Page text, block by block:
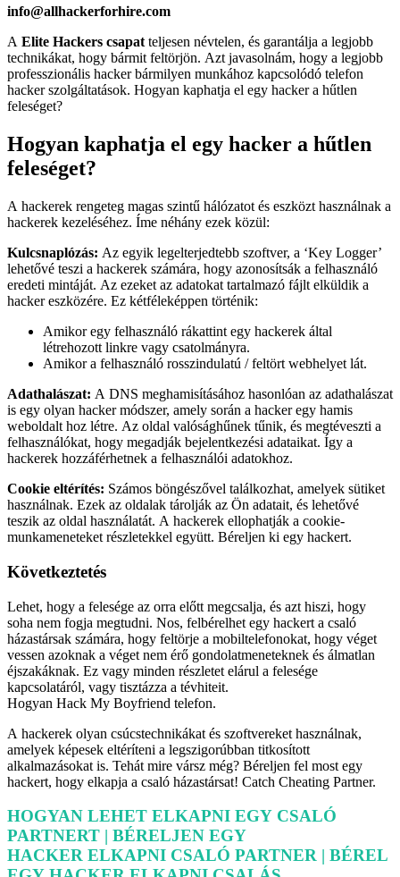
info@allhackerforhire.com
A Elite Hackers csapat teljesen névtelen, és garantálja a legjobb
technikákat, hogy bármit feltörjön. Azt javasolnám, hogy a legjobb
professzionális hacker bármilyen munkához kapcsolódó telefon
hacker szolgáltatások. Hogyan kaphatja el egy hacker a hűtlen
feleséget?
Hogyan kaphatja el egy hacker a hűtlen
feleséget?
A hackerek rengeteg magas szintű hálózatot és eszközt használnak a
hackerek kezeléséhez. Íme néhány ezek közül:
Kulcsnaplózás: Az egyik legelterjedtebb szoftver, a ‘Key Logger’
lehetővé teszi a hackerek számára, hogy azonosítsák a felhasználó
eredeti mintáját. Az ezeket az adatokat tartalmazó fájlt elküldik a
hacker eszközére. Ez kétféleképpen történik:
Amikor egy felhasználó rákattint egy hackerek által
létrehozott linkre vagy csatolmányra.
Amikor a felhasználó rosszindulatú / feltört webhelyet lát.
Adathalászat: A DNS meghamisításához hasonlóan az adathalászat
is egy olyan hacker módszer, amely során a hacker egy hamis
weboldalt hoz létre. Az oldal valósághűnek tűnik, és megtéveszti a
felhasználókat, hogy megadják bejelentkezési adataikat. Így a
hackerek hozzáférhetnek a felhasználói adatokhoz.
Cookie eltérítés: Számos böngészővel találkozhat, amelyek sütiket
használnak. Ezek az oldalak tárolják az Ön adatait, és lehetővé
teszik az oldal használatát. A hackerek ellophatják a cookie-
munkameneteket részletekkel együtt. Béreljen ki egy hackert.
Következtetés
Lehet, hogy a felesége az orra előtt megcsalja, és azt hiszi, hogy
soha nem fogja megtudni. Nos, felbérelhet egy hackert a csaló
házastársak számára, hogy feltörje a mobiltelefonokat, hogy véget
vessen azoknak a véget nem érő gondolatmeneteknek és álmatlan
éjszakáknak. Ez vagy minden részletet elárul a felesége
kapcsolatáról, vagy tisztázza a tévhiteit.
Hogyan Hack My Boyfriend telefon.
A hackerek olyan csúcstechnikákat és szoftvereket használnak,
amelyek képesek eltéríteni a legszigorúbban titkosított
alkalmazásokat is. Tehát mire vársz még? Béreljen fel most egy
hackert, hogy elkapja a csaló házastársat! Catch Cheating Partner.
HOGYAN LEHET ELKAPNI EGY CSALÓ
PARTNERT | BÉRELJEN EGY
HACKER ELKAPNI CSALÓ PARTNER | BÉREL